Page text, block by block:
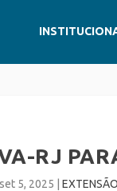
RJ
set 5, 2025 EXTENSÃO